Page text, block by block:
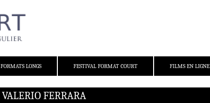
FORMATS LONGS FESTIVAL FORMAT COURT FILMS EN LIGNE
FERRARA